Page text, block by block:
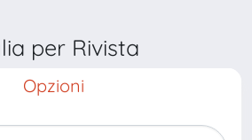
per Rivista
Opzioni